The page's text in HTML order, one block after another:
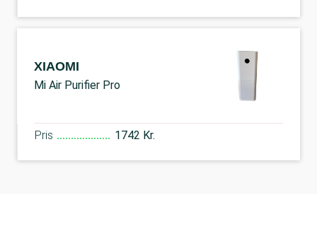
XIAOMI
Mi Air Purifier Pro
Pris 1742 Kr.